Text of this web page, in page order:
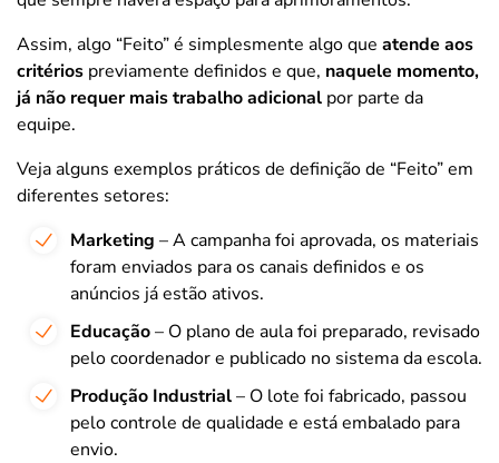
Assim, algo “Feito” é simplesmente algo que atende aos
critérios previamente definidos e que, naquele momento,
já não requer mais trabalho adicional por parte da
equipe.
Veja alguns exemplos práticos de definição de “Feito” em
diferentes setores:
Marketing – A campanha foi aprovada, os materiais
foram enviados para os canais definidos e os
anúncios já estão ativos.
Educação– O plano de aula foi preparado, revisado
pelo coordenador e publicado no sistema da escola.
Produção Industrial– O lote foi fabricado, passou
pelo controle de qualidade e está embalado para
envio.